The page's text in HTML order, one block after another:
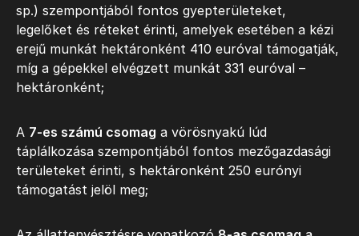
sp.) szempontjából fontos gyepterületeket,
legelőket és réteket érinti, amelyek esetében a kézi
erejű munkát hektáronként 410 euróval támogatják,
míg a gépekkel elvégzett munkát 331 euróval –
hektáronként;
A 7-es számú csomag a vörösnyakú lúd
táplálkozása szempontjából fontos mezőgazdasági
területeket érinti, s hektáronként 250 eurónyi
támogatást jelöl meg;